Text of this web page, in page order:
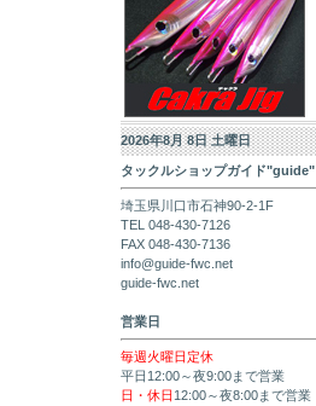
2026年8月 8日 土曜日
タックルショップガイド"guide"
埼玉県川口市石神90-2-1F
TEL 048-430-7126
FAX 048-430-7136
info@guide-fwc.net
guide-fwc.net
営業日
毎週火曜日定休
平日12:00～夜9:00まで営業
日・休日 12:00～夜8:00まで営業